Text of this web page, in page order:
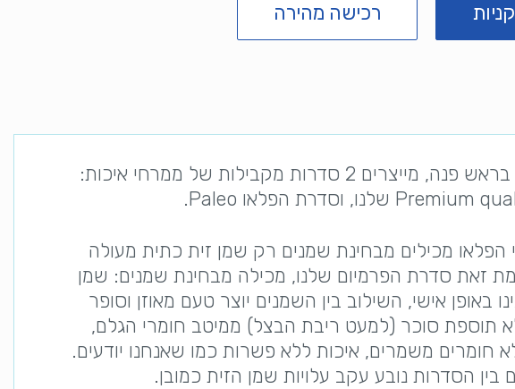
רכישה מהירה
אנחנו בבאר מעדנים, מפעל בוטיק בראש פנה, מייצרים 2 סדרות מקבילות של ממרחי איכות:
מכילים מבחינת שמנים רק שמן זית כתית מעולה
זאת סדרת הפרמיום שלנו, מכילה מבחינת שמנים: שמן
באופן אישי, השילוב בין השמנים יוצר טעם מאוזן וסופר
תוספת סוכר (למעט ריבת הבצל) ממיטב חומרי הגלם,
חומרים משמרים, איכות ללא פשרות כמו שאנחנו יודעים.
הסדרות נובע עקב עלויות שמן הזית כמובן.